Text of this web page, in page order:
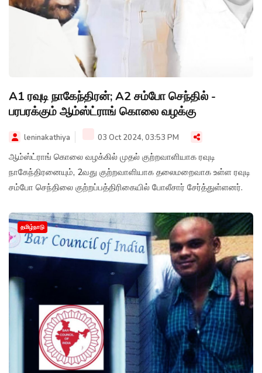
A1 ரவுடி நாகேந்திரன்; A2 சம்போ செந்தில் -
பரபரக்கும் ஆம்ஸ்ட்ராங் கொலை வழக்கு
leninakathiya 03 Oct 2024, 03:53 PM
ஆம்ஸ்ட்ராங் கொலை வழக்கில் முதல் குற்றவாளியாக ரவுடி
நாகேந்திரனையும், 2வது குற்றவாளியாக தலைமறைவாக உள்ள ரவுடி
சம்போ செந்திலை குற்றப்பத்திரிகையில் போலீசார் சேர்த்துள்ளனர்.
தமிழ்நாடு